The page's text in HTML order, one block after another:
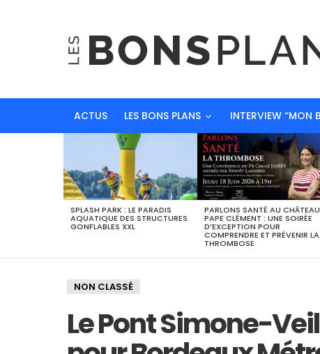
ACTUS LES BONS PLANS INTERVIEW “MON
SPLASH PARK : LE PARADIS
AQUATIQUE DES STRUCTURES
GONFLABLES XXL
PARLONS SANTÉ AU CHÂTEAU
PAPE CLÉMENT : UNE SOIRÉE
D’EXCEPTION POUR
COMPRENDRE ET PRÉVENIR LA
THROMBOSE
NON CLASSÉ
Le Pont Simone-